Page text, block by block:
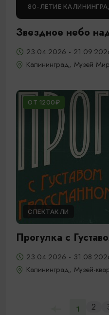
80-ЛЕТИЕ
Звездное небо
23.04.2026 -
Калининград, Музей
ОТ 1200₽
СПЕКТАКЛИ
Прогулка с
23.04.2026 -
Калининград, Музей-
1 2